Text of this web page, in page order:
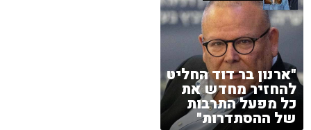
"ארנון בר דוד החליט
להחזיר מחדש את
כל מפעל התרבות
של ההסתדרות"